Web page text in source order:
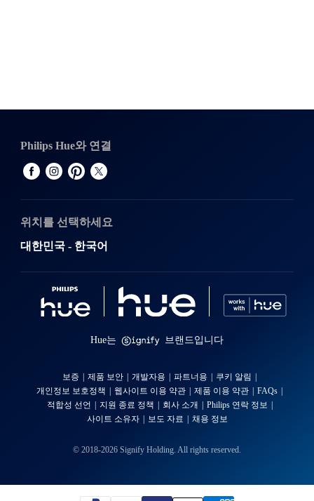
Philips Hue와 연결
위치를 선택하세요
대한민국 - 한국어
Hue는 브랜드입니다
보증 제품 보안 개발자용 파트너용
쿠키 알림
개인정보 보호정책
웹사이트 이용 약관 제품 이용 약관
FAQs
적합성 선언
지원 종료 정책 회사 소개
Philips 연락 정보
사이트 소유자
보도 자료 채용 정보
© 2018-2026 Signify Holding. All rights reserved.